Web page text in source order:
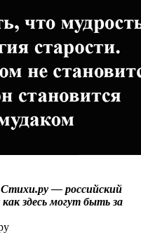
— российский
здесь могут быть за